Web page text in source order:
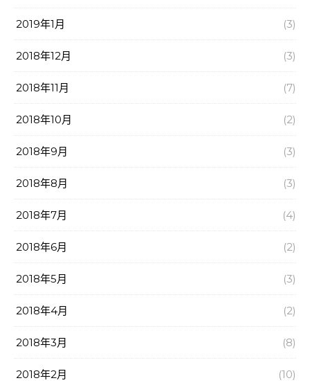
2019年1月 (3)
2018年12月 (3)
2018年11月 (7)
2018年10月 (2)
2018年9月 (3)
2018年8月 (3)
2018年7月 (4)
2018年6月 (2)
2018年5月 (3)
2018年4月 (2)
2018年3月 (8)
2018年2月 (10)